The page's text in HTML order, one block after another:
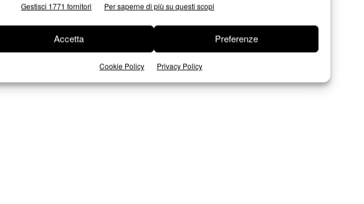
Gestisci 1771 fornitori Per saperne di più su questi scopi
Accetta Preferenze
Cookie Policy Privacy Policy